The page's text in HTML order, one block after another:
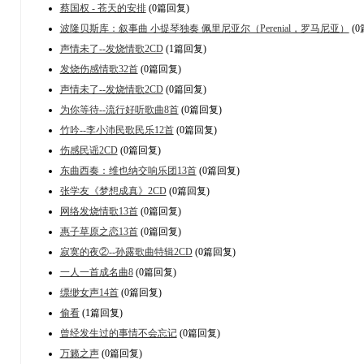
蔡国权 - 苍天的安排(0篇回复)
波隆贝斯库：叙事曲 小提琴独奏 佩里尼亚尔（Perenial，罗马尼亚）
(0
声情未了--发烧情歌2CD(1篇回复)
发烧伤感情歌32首(0篇回复)
声情未了--发烧情歌2CD(0篇回复)
为你等待--流行好听歌曲8首(0篇回复)
竹吟--李小沛民歌民乐12首(0篇回复)
伤感民谣2CD(0篇回复)
东曲西奏：维也纳交响乐团13首(0篇回复)
张学友《梦想成真》2CD(0篇回复)
网络发烧情歌13首(0篇回复)
惠子草原之恋13首(0篇回复)
寂寞的夜②--孙露歌曲特辑2CD(0篇回复)
一人一首成名曲8(0篇回复)
缥缈女声14首(0篇回复)
偷看(1篇回复)
曾经发生过的事情不会忘记(0篇回复)
万籁之声(0篇回复)